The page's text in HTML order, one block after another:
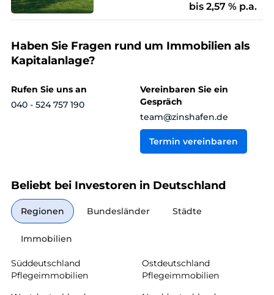
bis 2,57 % p.a.
Haben Sie Fragen rund um Immobilien als
Kapitalanlage?
Rufen Sie uns an
040 - 524 757 190
Vereinbaren Sie ein
Gespräch
team@zinshafen.de
Termin vereinbaren
Beliebt bei Investoren in Deutschland
Regionen Bundesländer Städte
Immobilien
Süddeutschland
Pflegeimmobilien
Ostdeutschland
Pflegeimmobilien